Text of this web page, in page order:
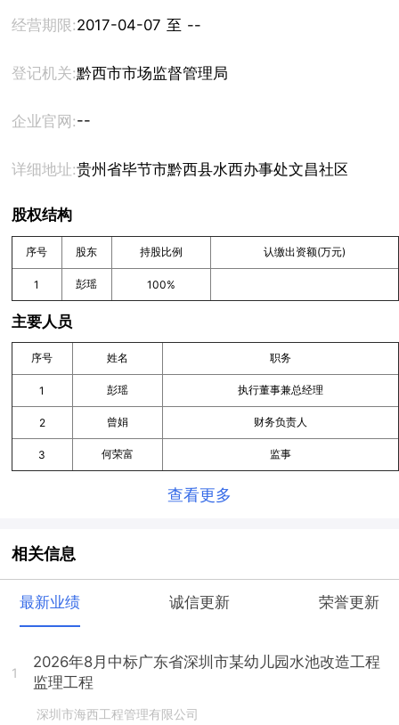
经营期限: 2017-04-07 至 --
登记机关:黔西市市场监督管理局
企业官网:--
详细地址:贵州省毕节市黔西县水西办事处文昌社区峰夏
股权结构
序号 股东 持股比例 认缴出资额(万元)
1 彭瑶 100%
主要人员
序号 姓名 职务
1 彭瑶 执行董事兼总经理
2 曾娟 财务负责人
3 何荣富 监事
查看更多
相关信息
最新业绩 诚信更新 荣誉更新
1
2026年8月中标广东省深圳市某幼儿园水池改造工程
监理工程
深圳市海西工程管理有限公司